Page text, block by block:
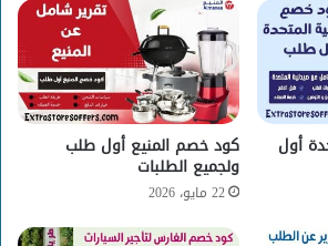
أول كود خصم المنيع أول طلب
ولجميع الطلبات
22 مايو، 2026